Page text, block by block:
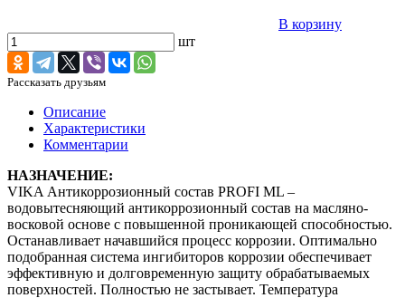
В корзину
шт
Рассказать друзьям
Описание
Характеристики
Комментарии
НАЗНАЧЕНИЕ:
VIKA Антикоррозионный состав PROFI ML –
водовытесняющий антикоррозионный состав на масляно-
восковой основе с повышенной проникающей способностью.
Останавливает начавшийся процесс коррозии. Оптимально
подобранная система ингибиторов коррозии обеспечивает
эффективную и долговременную защиту обрабатываемых
поверхностей. Полностью не застывает. Температура